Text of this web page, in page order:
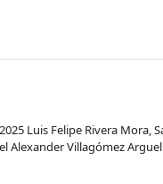
Luis Felipe Rivera Mora,
Alexander Villagómez